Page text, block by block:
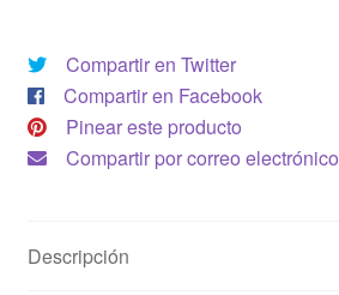
Compartir en Twitter
Compartir en Facebook
Pinear este producto
Compartir por correo electrónico
Descripción